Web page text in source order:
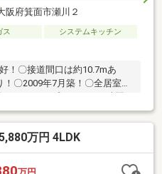
阪府箕面市瀬川２
ス
システムキッチン
！〇接道間口は約10.7mあ
〇2009年7月築！〇全居室収
『第三中学校』徒歩10分！〇
『阪急オアシス 箕面店』徒歩
■弊社の特徴について・駐車
ださい。・キッズスペースも
らっしゃるご家庭もお気軽に
万円 4LDK